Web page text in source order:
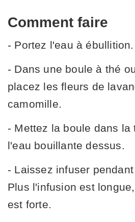
Comment faire
- Portez l'eau à ébullition.
- Dans une boule à thé
placez les fleurs de
camomille.
- Mettez la boule dans la
l'eau bouillante dessus.
- Laissez infuser
Plus l'infusion est
est forte.